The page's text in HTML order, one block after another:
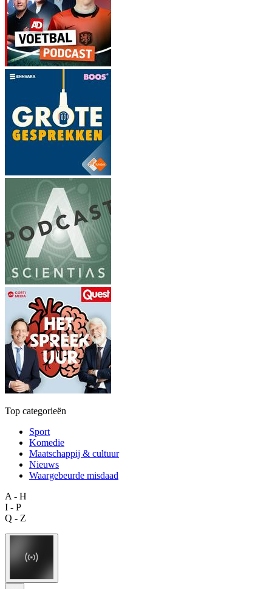
Top categorieën
Sport
Komedie
Maatschappij & cultuur
Nieuws
Waargebeurde misdaad
A - H
I - P
Q - Z